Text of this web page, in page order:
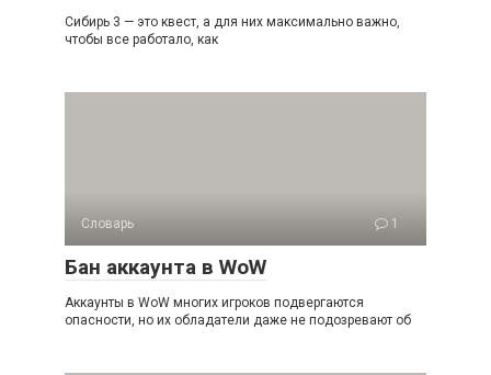
Сибирь 3 — это квест, а для них максимально важно,
чтобы все работало, как
Словарь 1
Бан аккаунта в WoW
Аккаунты в WoW многих игроков подвергаются
опасности, но их обладатели даже не подозревают об